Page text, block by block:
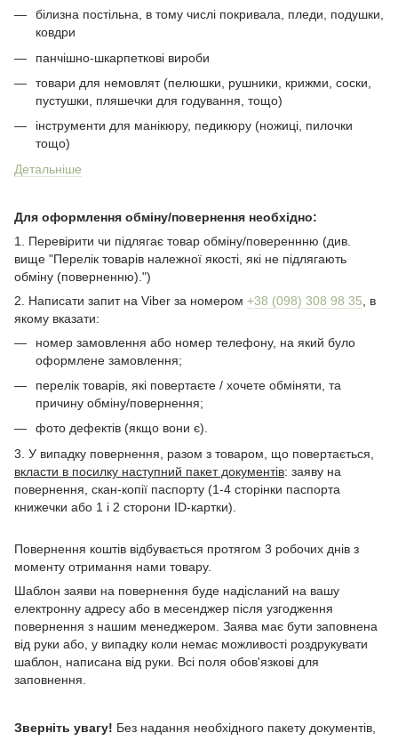
білизна постільна, в тому числі покривала, пледи, подушки,
ковдри
панчішно-шкарпеткові вироби
товари для немовлят (пелюшки, рушники, крижми, соски,
пустушки, пляшечки для годування, тощо)
інструменти для манікюру, педикюру (ножиці, пилочки
тощо)
Детальніше
Для оформлення обміну/повернення необхідно:
1. Перевірити чи підлягає товар обміну/повереннню (див.
вище "Перелік товарів належної якості, які не підлягають
обміну (поверненню).")
2. Написати запит на Viber за номером +38 (098) 308 98 35 , в
якому вказати:
номер замовлення або номер телефону, на який було
оформлене замовлення;
перелік товарів, якi повертаєте / хочете обміняти, та
причину обміну/повернення;
фото дефектiв (якщо вони є).
3. У випадку повернення, разом з товаром, що повертається,
вкласти в посилку наступний пакет документів: заяву на
повернення, скан-копії паспорту (1-4 сторінки паспорта
книжечки або 1 і 2 сторони ID-картки).
Повернення коштів відбувається протягом 3 робочих днів з
моменту отримання нами товару.
Шаблон заяви на повернення буде надісланий на вашу
електронну адресу або в месенджер після узгодження
повернення з нашим менеджером. Заява має бути заповнена
від руки або, у випадку коли немає можливості роздрукувати
шаблон, написана від руки. Всі поля обов'язкові для
заповнення.
Зверніть увагу! Без надання необхідного пакету документів,